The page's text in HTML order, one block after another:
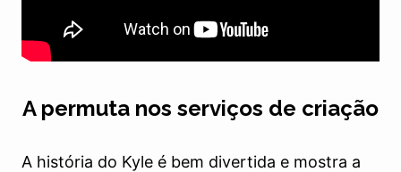
A permuta nos serviços de criação
A história do Kyle é bem divertida e mostra a